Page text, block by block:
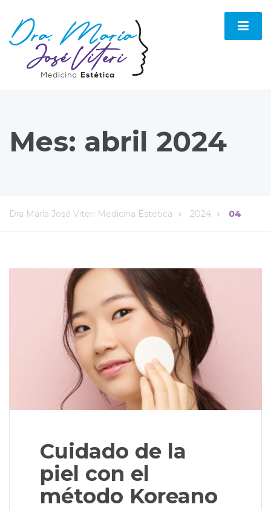
Mes: abril 2024
Dra María José Viteri Medicina Estética 2024 04
Cuidado de la
piel con el
método Koreano